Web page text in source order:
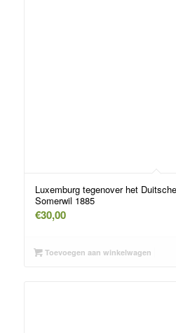
Luxemburg tegenover het
Somerwil 1885
€30,00
Toevoegen aan winkelwagen